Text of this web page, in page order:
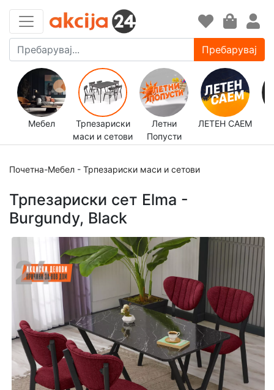
Пребарувај
Мебел
Трпезариски
маси и сетови
Летни
Попусти
ЛЕТЕН САЕМ
Почетна-Мебел - Трпезариски маси и сетови
Трпезариски сет Elma -
Burgundy, Black